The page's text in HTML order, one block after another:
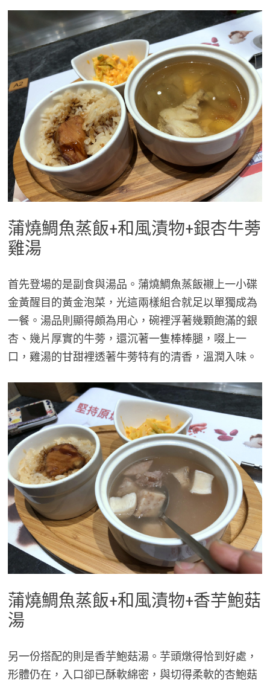
蒲燒鯛魚蒸飯+和風漬物+銀杏牛蒡
雞湯
首先登場的是副食與湯品。蒲燒鯛魚蒸飯襯上一小碟
金黃醒目的黃金泡菜，光這兩樣組合就足以單獨成為
一餐。湯品則顯得頗為用心，碗裡浮著幾顆飽滿的銀
杏、幾片厚實的牛蒡，還沉著一隻棒棒腿，啜上一
口，雞湯的甘甜裡透著牛蒡特有的清香，溫潤入味。
蒲燒鯛魚蒸飯+和風漬物+香芋鮑菇
湯
另一份搭配的則是香芋鮑菇湯。芋頭燉得恰到好處，
形體仍在，入口卻已酥軟綿密，與切得柔軟的杏鮑菇